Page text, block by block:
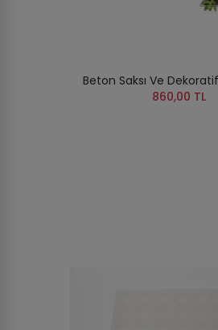
Beton Saksı Ve Dekoratif
860,00 TL